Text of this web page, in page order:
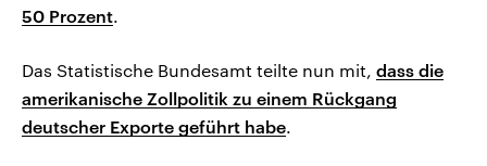
50 Prozent.
Das Statistische Bundesamt teilte nun mit, dass die
amerikanische Zollpolitik zu einem Rückgang
deutscher Exporte geführt habe.